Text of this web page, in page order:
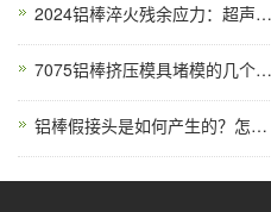
2024铝棒淬火残余应力：超声冲击+深冷处理双效工艺
7075铝棒挤压模具堵模的几个原因
铝棒假接头是如何产生的？怎么解决？